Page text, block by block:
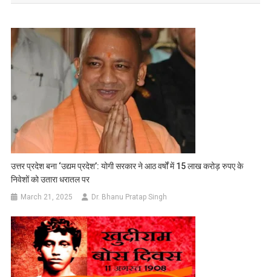
उत्तर प्रदेश बना ‘उद्यम प्रदेश’: योगी सरकार ने आठ वर्षों में 15 लाख करोड़ रुपए के
निवेशों को उतारा धरातल पर
March 21, 2025 Dr. Bhanu Pratap Singh